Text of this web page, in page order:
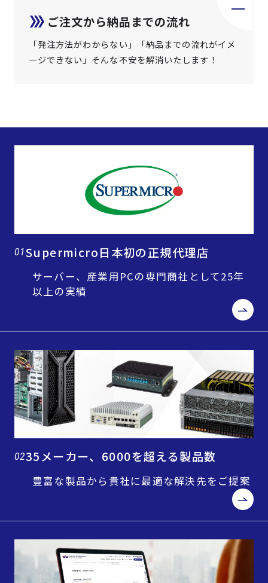
ご注文から納品までの流れ
「発注方法がわからない」「納品までの流れがイメ
ージできない」そんな不安を解消いたします！
01Supermicro日本初の正規代理店
サーバー、産業用PCの専門商社として25年
以上の実績
0235メーカー、6000を超える製品数
豊富な製品から貴社に最適な解決先をご提案